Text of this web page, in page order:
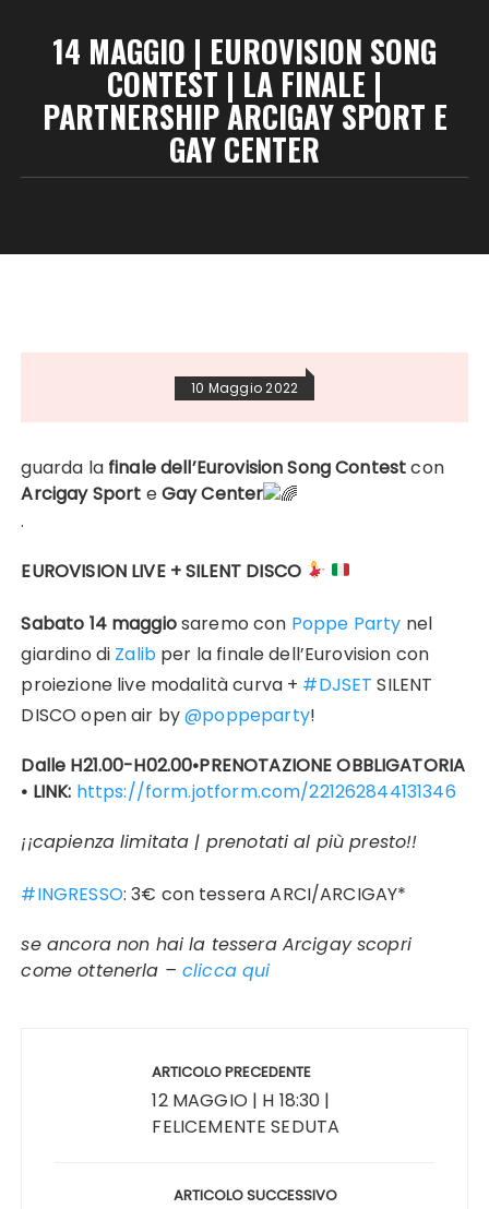
14 MAGGIO | EUROVISION SONG
CONTEST | LA FINALE |
PARTNERSHIP ARCIGAY SPORT E
GAY CENTER
10 Maggio 2022
guarda la finale dell’Eurovision Song Contestcon
Arcigay Sport eGay Center
.
EUROVISION LIVE + SILENT DISCO
Sabato 14 maggiosaremo con Poppe Party nel
giardino di Zalib per la finale dell’Eurovision con
proiezione live modalità curva + #DJSET SILENT
DISCO open air by@poppeparty!
Dalle H21.00-H02.00•PRENOTAZIONE OBBLIGATORIA
• LINK: https://form.jotform.com/221262844131346
¡¡capienza limitata | prenotati al più presto!!
#INGRESSO: 3€ con tessera ARCI/ARCIGAY*
se ancora non hai la tessera Arcigay scopri
come ottenerla –clicca qui
ARTICOLO PRECEDENTE
12 MAGGIO | H 18:30 |
FELICEMENTE SEDUTA
ARTICOLO SUCCESSIVO